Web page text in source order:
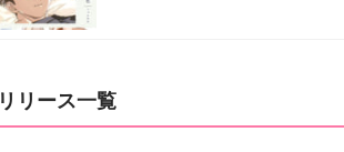
リリース一覧